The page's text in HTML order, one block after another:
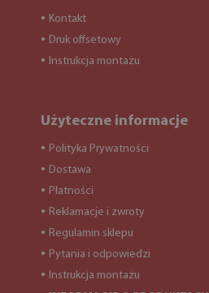
● Kontakt
● Druk offsetowy
● Instrukcja montażu
Użyteczne informacje
● Polityka Prywatności
● Dostawa
● Płatności
● Reklamacje i zwroty
● Regulamin sklepu
● Pytania i odpowiedzi
● Instrukcja montażu